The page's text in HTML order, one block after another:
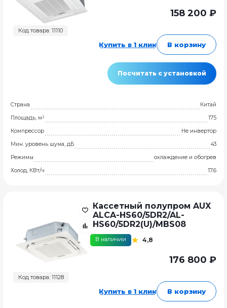
Код товара: 11110
158 200 ₽
Купить в 1 клик В корзину
Посчитать с установкой
Страна
Китай
Площадь, м²
175
Компрессор
Не инвертор
Мин. уровень шума, дБ
43
Режимы
охлаждение и обогрев
Холод, КВт/ч
17.6
Код товара: 11128
Кассетный полупром AUX
ALCA-HS60/5DR2/AL-
HS60/5DR2(U)/MBS08
В наличии 4,8
176 800 ₽
Купить в 1 клик В корзину